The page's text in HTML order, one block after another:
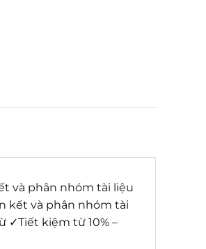
và phân nhóm tài liệu
kết và phân nhóm tài
✓Tiết kiệm từ 10% –